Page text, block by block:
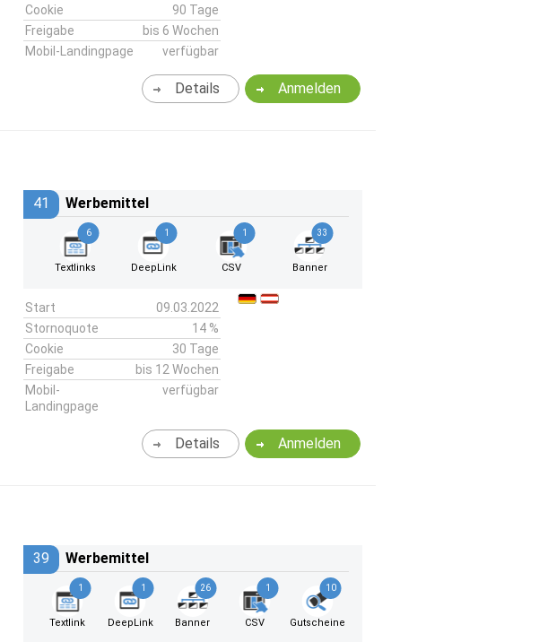
Cookie
90 Tage
Freigabe
bis 6 Wochen
Mobil-Landingpage
verfügbar
Anmelden
Details
41 Werbemittel
6
Textlinks
1
DeepLink
1
CSV
33
Banner
Start
09.03.2022
Stornoquote
14 %
Cookie
30 Tage
Freigabe
bis 12 Wochen
Mobil-
Landingpage
verfügbar
Anmelden
Details
39 Werbemittel
1
Textlink
1
DeepLink
26
Banner
1
CSV
10
Gutscheine